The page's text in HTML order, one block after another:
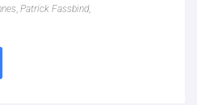
, Patrick Fassbind,